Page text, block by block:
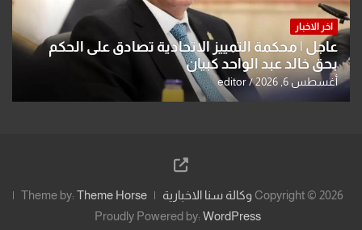
اخر الاخبار
عاجل | محكمة التمييز الاتحادية تصادق على الحكم
بحق خالد عبد الواحد كبيان
أغسطس 6, 2026 editor
Copyright © 2026 وكالة سنا الاخبارية Theme by: Theme Horse
Proudly Powered by: WordPress